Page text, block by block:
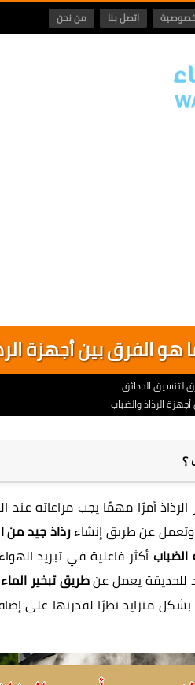
اتصل بنا من نحن
هو الفرق بين أجهزة
لتنسيق الحدائق
الرذاذ والضباب
؟
أمرًا مهمًا يجب مراعاته عند
عن طريق إنشاءرذاذ جيد من
أكثر فاعلية في تبريد
للحديقة يعمل عنطريق تبخير الماء
متزايد نظرًا لقدرتها على